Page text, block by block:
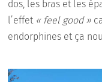
dos, les bras et les
l’effet « feel good »
endorphines et ça